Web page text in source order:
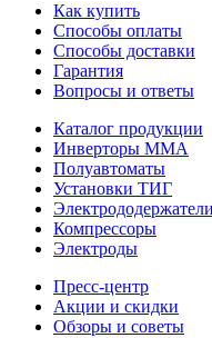
Как купить
Способы оплаты
Способы доставки
Гарантия
Вопросы и ответы
Каталог продукции
Инверторы ММА
Полуавтоматы
Установки ТИГ
Компрессоры
Электроды
Пресс-центр
Акции и скидки
Обзоры и советы